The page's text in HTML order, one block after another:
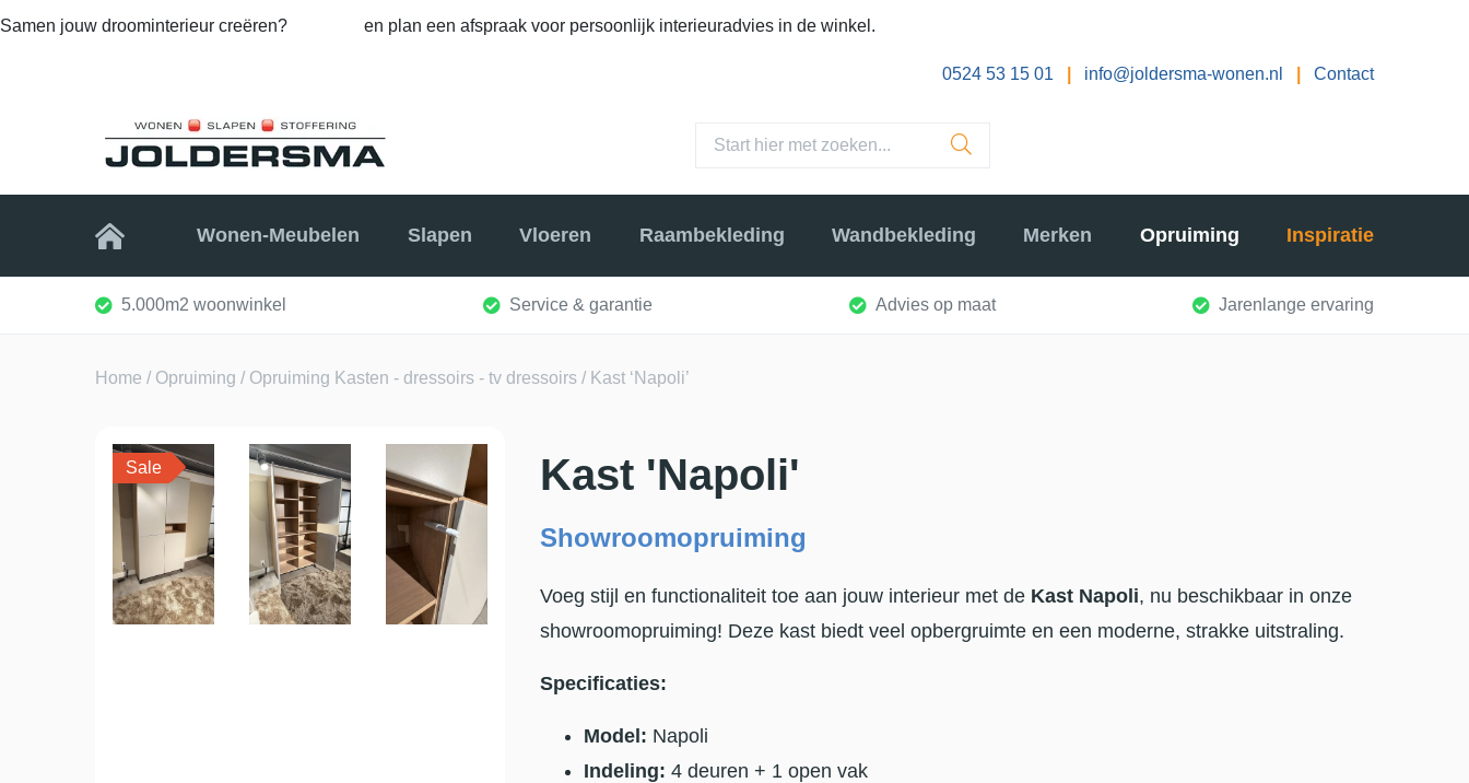
Samen jouw droominterieur creëren? en plan een afspraak voor persoonlijk interieuradvies in de winkel.
0524 53 15 01 info@joldersma-wonen.nl Contact
Home Wonen-Meubelen Slapen Vloeren Raambekleding Wandbekleding Merken Opruiming Inspiratie
5.000m2 woonwinkel Service & garantie Advies op maat Jarenlange ervaring
Home / Opruiming / Opruiming Kasten - dressoirs - tv dressoirs / Kast ‘Napoli’
Sale Kast 'Napoli'
Showroomopruiming
Voeg stijl en functionaliteit toe aan jouw interieur met de Kast Napoli, nu beschikbaar in onze
showroomopruiming! Deze kast biedt veel opbergruimte en een moderne, strakke uitstraling.
Specificaties:
Model: Napoli
Indeling: 4 deuren + 1 open vak